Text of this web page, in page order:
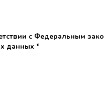
с Федеральным
данных *